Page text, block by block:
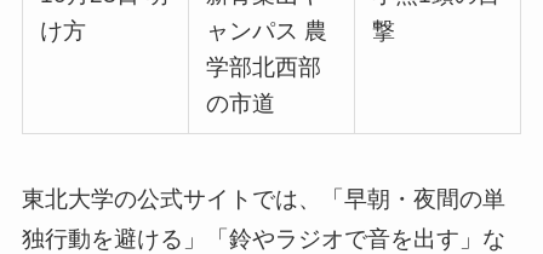
け方
ャンパス 農
学部北西部
の市道
撃
東北大学の公式サイトでは、「早朝・夜間の単
独行動を避ける」「鈴やラジオで音を出す」な